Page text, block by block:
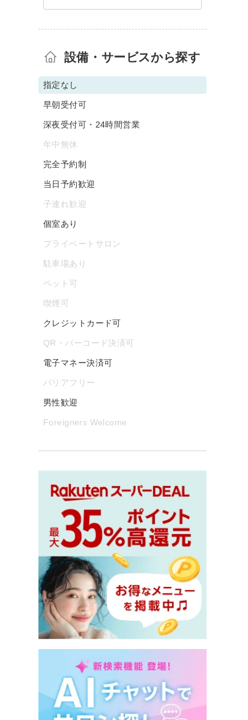
設備・サービスから探す
指定なし
早朝受付可
深夜受付可・24時間営業
年中無休
完全予約制
当日予約歓迎
子連れ歓迎
個室あり
プライベートサロン
駐車場あり
ペット可
喫煙可
クレジットカード可
QR・バーコード決済可
電子マネー決済可
バリアフリー
男性歓迎
Foreigners Welcome